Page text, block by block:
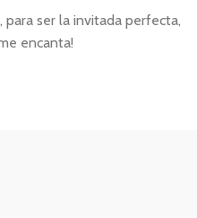
para ser la invitada perfecta,
encanta!